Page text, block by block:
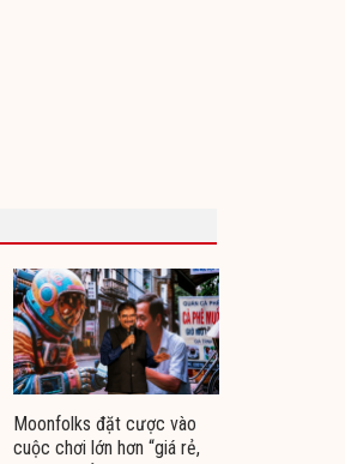
Moonfolks đặt cược vào
cuộc chơi lớn hơn “giá rẻ,